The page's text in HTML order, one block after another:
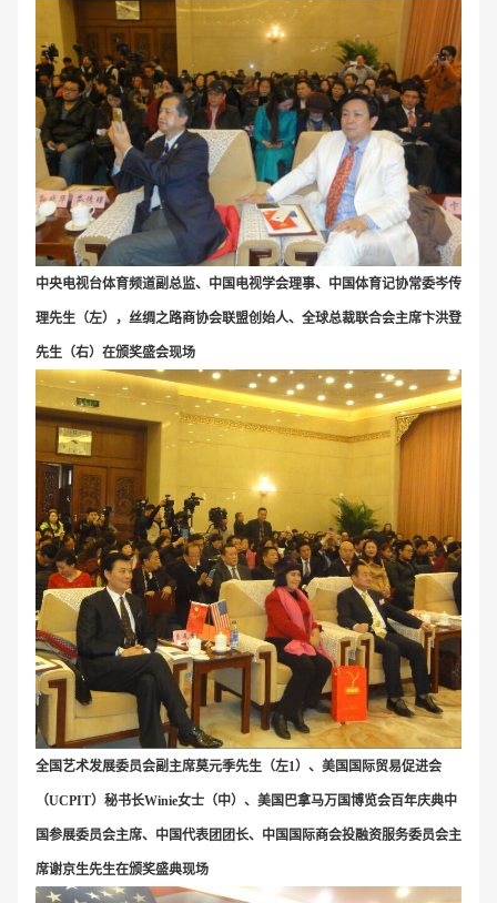
中央电视台体育频道副总监、中国电视学会理事、中国体育记协常委岑传
理先生（左），丝绸之路商协会联盟创始人、全球总裁联合会主席卞洪登
先生（右）在颁奖盛会现场
全国艺术发展委员会副主席莫元季先生（左1）、美国国际贸易促进会
（UCPIT）秘书长Winie女士（中）、美国巴拿马万国博览会百年庆典中
国参展委员会主席、中国代表团团长、中国国际商会投融资服务委员会主
席谢京生先生在颁奖盛典现场